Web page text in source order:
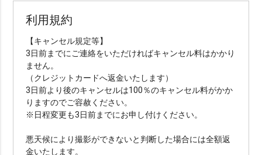
利用規約
【キャンセル規定等】
3日前までにご連絡をいただければキャンセル料はかかり
ません。
（クレジットカードへ返金いたします）
3日前より後のキャンセルは100％のキャンセル料がかか
りますのでご容赦ください。
※日程変更も3日前までにお申し付けください。
悪天候により撮影ができないと判断した場合には全額返
金いたします。
ドレス・タキシード持ち込み可 和装 琉装
衣装のみ 私服
ヘアメイクで選ぶ
ヘアメイクあり（オプション含む） ヘアメイクなし